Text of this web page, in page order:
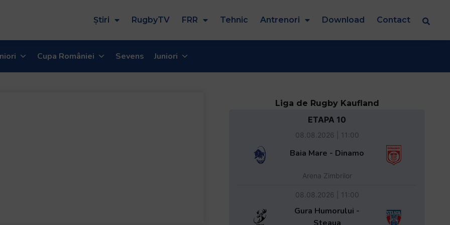
Știri RugbyTV FRR Tehnic Antrenori Download Contact
Cupa României Sevens Juniori
Liga de Rugby Kaufland
ETAPA 10
08.08.2026 | 11:00
Baia Mare - Dinamo
Arena Zimbrilor
08.08.2026 | 11:00
Gura Humorului -